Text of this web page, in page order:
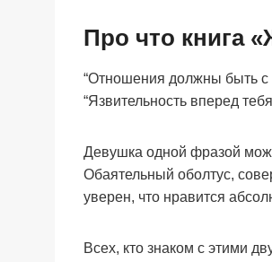
Про что книга
“Отношения должны быть
“Язвительность вперед
Девушка одной фразой
Обаятельный оболтус,
уверен, что нравится
Всех, кто знаком с этими